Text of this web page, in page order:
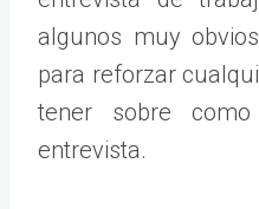
algunos muy
para reforzar
tener sobre
entrevista.